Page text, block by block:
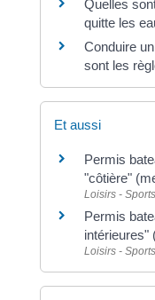
Quelles
quitte les
Conduire
sont les
Et aussi
Permis
"côtière"
Loisirs -
Permis
intérieures"
Loisirs -